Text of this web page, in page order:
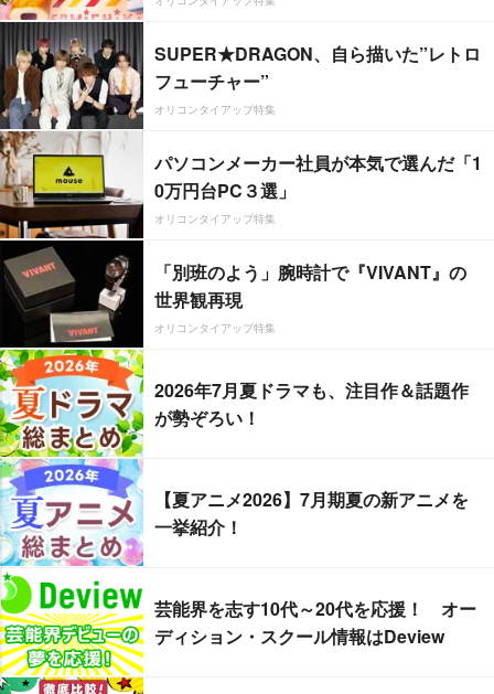
SUPER★DRAGON、自ら描いた”レトロ
フューチャー”
オリコンタイアップ特集
パソコンメーカー社員が本気で選んだ「1
0万円台PC３選」
オリコンタイアップ特集
「別班のよう」腕時計で『VIVANT』の
世界観再現
オリコンタイアップ特集
2026年7月夏ドラマも、注目作＆話題作
が勢ぞろい！
【夏アニメ2026】7月期夏の新アニメを
一挙紹介！
芸能界を志す10代～20代を応援！ オー
ディション・スクール情報はDeview